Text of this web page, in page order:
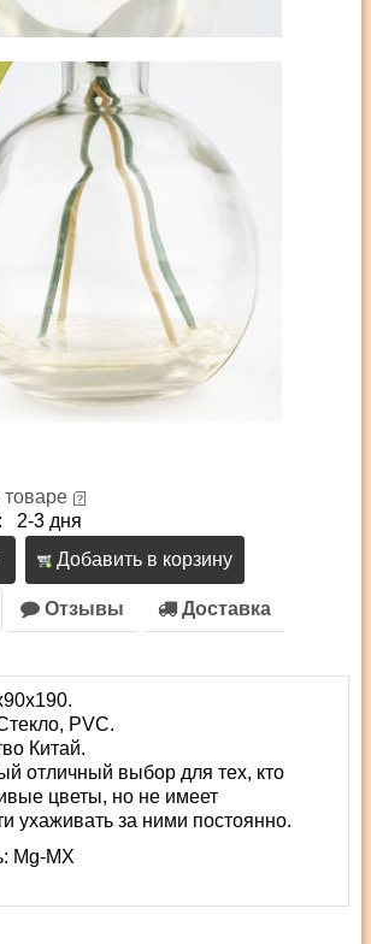
товаре
2-3 дня
Добавить в корзину
Отзывы Доставка
PVC.
Китай.
отличный выбор для тех, кто
цветы, но не имеет
ухаживать за ними постоянно.
Mg-MX